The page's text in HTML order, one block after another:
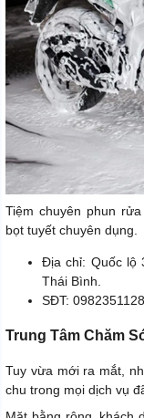
Tiệm chuyên phun
bọt tuyết chuyên dụng.
Địa chỉ: Quốc lộ
Thái Bình.
SĐT: 0982351128
Trung Tâm Chăm
Tuy vừa mới ra mắt,
chu trong mọi dịch vụ